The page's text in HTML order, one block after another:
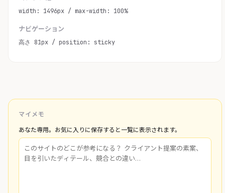
width: 1496px / max-width: 100%
ナビゲーション
高さ 81px / position: sticky
マイメモ
あなた専用。お気に入りに保存すると一覧に表示されます。